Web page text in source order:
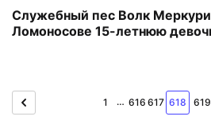
Служебный пес Волк
Ломоносове 15-летнюю
1 … 616 617 618 619